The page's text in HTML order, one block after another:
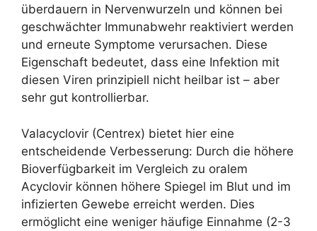
überdauern in Nervenwurzeln und können bei
geschwächter Immunabwehr reaktiviert werden
und erneute Symptome verursachen. Diese
Eigenschaft bedeutet, dass eine Infektion mit
diesen Viren prinzipiell nicht heilbar ist – aber
sehr gut kontrollierbar.
Valacyclovir (Centrex) bietet hier eine
entscheidende Verbesserung: Durch die höhere
Bioverfügbarkeit im Vergleich zu oralem
Acyclovir können höhere Spiegel im Blut und im
infizierten Gewebe erreicht werden. Dies
ermöglicht eine weniger häufige Einnahme (2-3